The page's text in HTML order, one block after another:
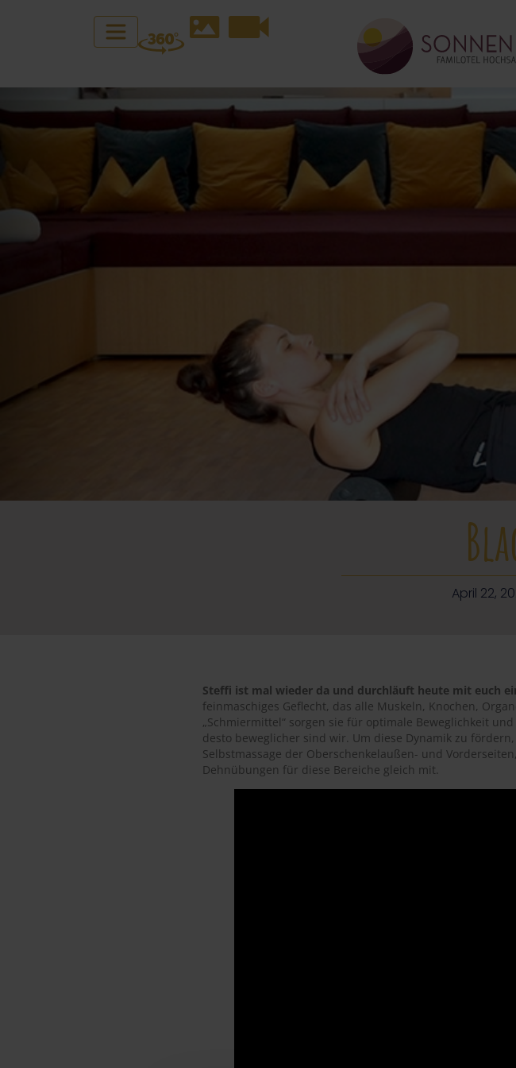
April 22,
Steffi ist mal wieder da und durchläuft heute mit euch
feinmaschiges Geflecht, das alle Muskeln, Knochen,
„Schmiermittel“ sorgen sie für optimale Beweglichkeit
desto beweglicher sind wir. Um diese Dynamik zu
Selbstmassage der Oberschenkelaußen- und
Dehnübungen für diese Bereiche gleich mit.